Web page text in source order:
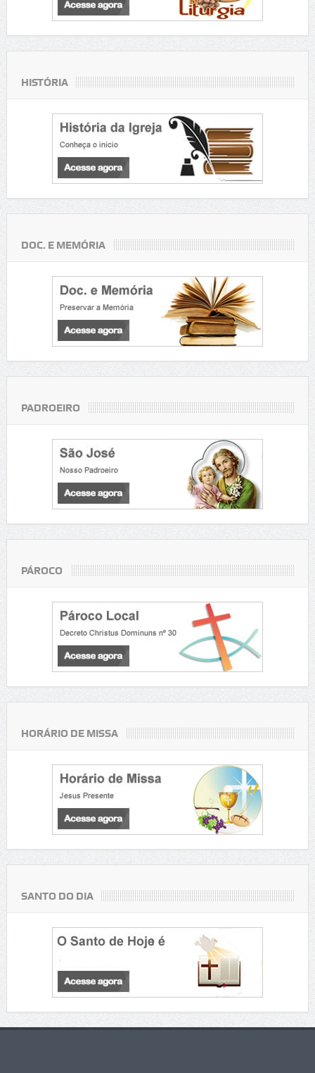
HISTÓRIA
DOC. E MEMÓRIA
PADROEIRO
PÁROCO
HORÁRIO DE MISSA
SANTO DO DIA